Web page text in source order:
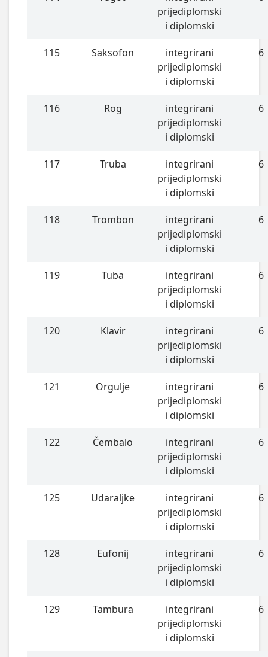
prijediplomski
i diplomski
115 Saksofon
integrirani
prijediplomski
i diplomski
6
116 Rog
integrirani
prijediplomski
i diplomski
6
117 Truba
integrirani
prijediplomski
i diplomski
6
118 Trombon
integrirani
prijediplomski
i diplomski
6
119 Tuba
integrirani
prijediplomski
i diplomski
6
120 Klavir
integrirani
prijediplomski
i diplomski
6
121 Orgulje
integrirani
prijediplomski
i diplomski
6
122 Čembalo
integrirani
prijediplomski
i diplomski
6
125 Udaraljke
integrirani
prijediplomski
i diplomski
6
128 Eufonij
integrirani
prijediplomski
i diplomski
6
129 Tambura
integrirani
prijediplomski
i diplomski
6